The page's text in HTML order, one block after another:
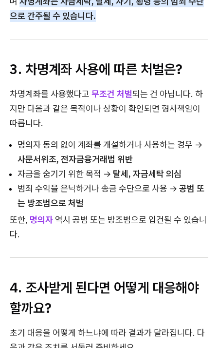
으로 간주될 수 있습니다.
3. 차명계좌 사용에 따른 처벌은?
차명계좌를 사용했다고 무조건 처벌되는 건 아닙니다. 하
지만 다음과 같은 목적이나 상황이 확인되면 형사책임이
따릅니다.
명의자 동의 없이 계좌를 개설하거나 사용하는 경우 →
사문서위조, 전자금융거래법 위반
자금을 숨기기 위한 목적 → 탈세, 자금세탁 의심
범죄 수익을 은닉하거나 송금 수단으로 사용 → 공범 또
는 방조범으로 처벌
또한, 명의자 역시 공범 또는 방조범으로 입건될 수 있습니
다.
4. 조사받게 된다면 어떻게 대응해야
할까요?
초기 대응을 어떻게 하느냐에 따라 결과가 달라집니다. 다